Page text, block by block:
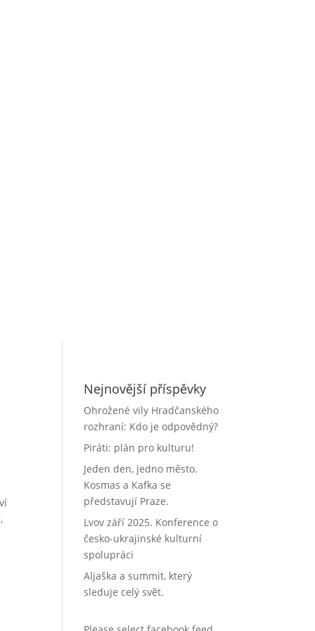
Nejnovější příspěvky
Ohrožené vily Hradčanského
rozhraní: Kdo je odpovědný?
Piráti: plán pro kulturu!
Jeden den, jedno město.
Kosmas a Kafka se
představují Praze.
Lvov září 2025. Konference o
česko-ukrajinské kulturní
spolupráci
Aljaška a summit, který
sleduje celý svět.